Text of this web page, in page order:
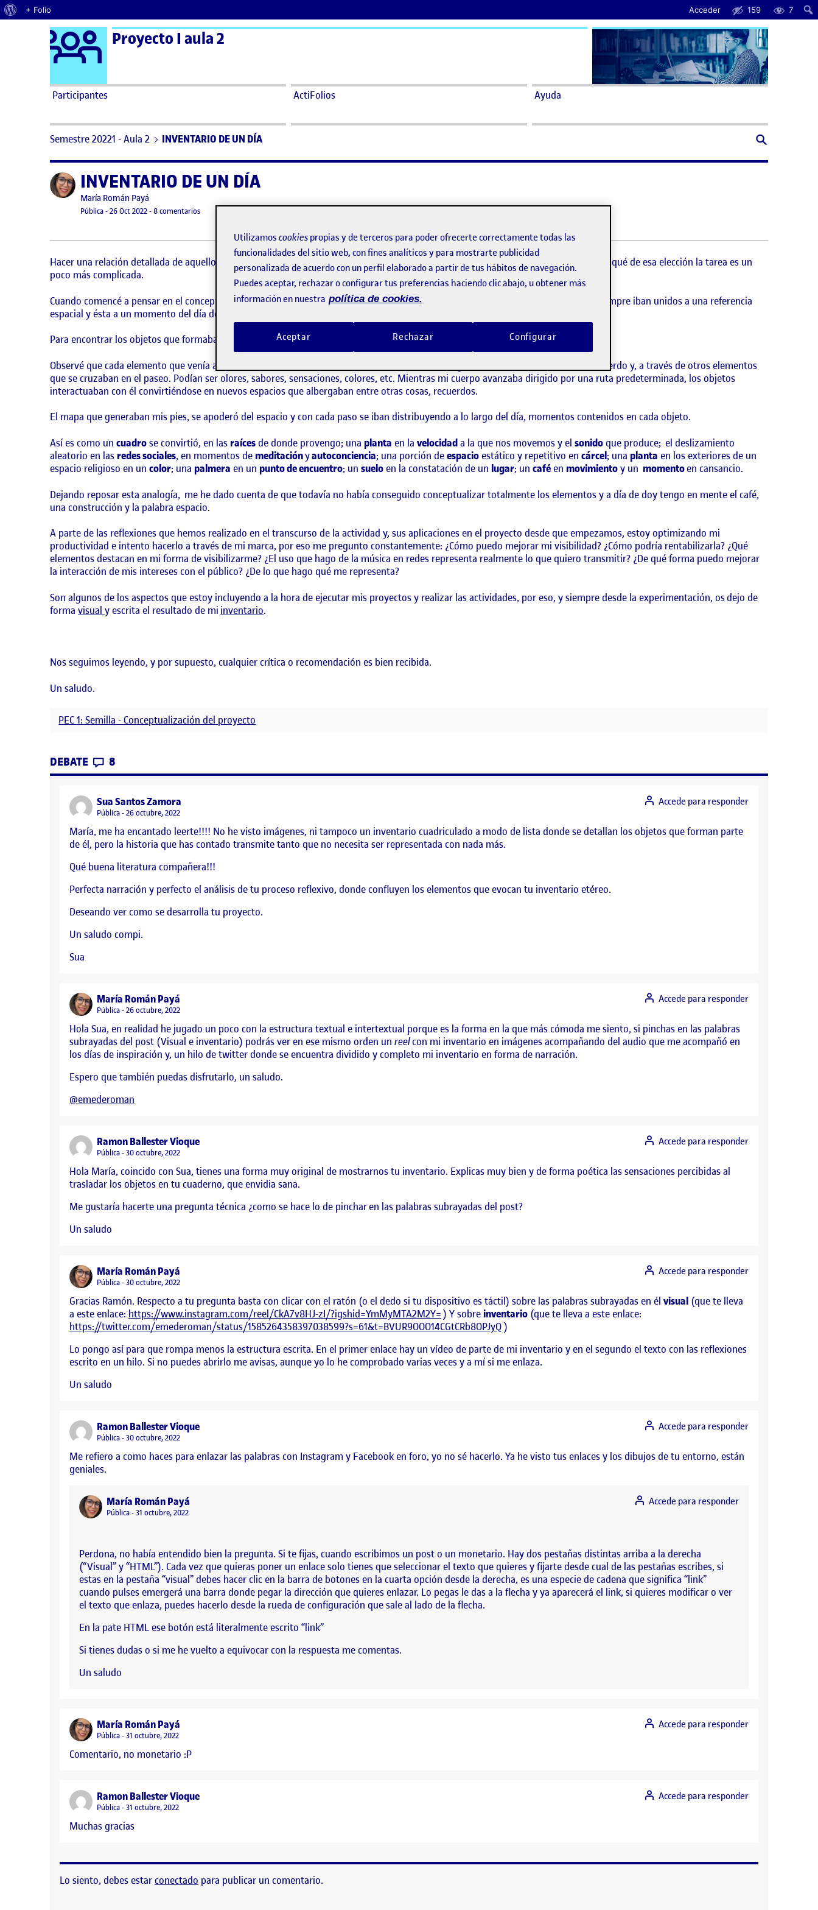
Acerca de WordPress
+ Folio Acceder 159 7
Saltar al contenido Logo Ágora
Proyecto I aula 2
Participantes ActiFolios Ayuda
Semestre 20221 - Aula 2 INVENTARIO DE UN DÍA
Publicado porINVENTARIO DE UN DÍA
Publicado por
María Román Payá
Visibilidad:
Pública-Fecha de publicación
26 Oct 202226 octubre, 2022 4:56 pm
-8 comentariosen INVENTARIO DE UN DÍA
Hacer una relación detallada de aquello que nos envuelve, resulta a veces sencillo, pero cuando intentamos tomar conciencia del por qué de esa elección la tarea es un
poco más complicada.
Cuando comencé a pensar en el concepto de inventario, descubrí, que en el proceso de observación los objetos que me rodeaban siempre iban unidos a una referencia
espacial y ésta a un momento del día dentro de mi rutina.
Para encontrar los objetos que formaban parte de mi día, decidí observar mi entorno en las acciones que más se repetían.
Observé que cada elemento que venía a mi atención durante el camino se desmaterializaba al llegar a mi cuaderno en forma de recuerdo y, a través de otros elementos
que se cruzaban en el paseo. Podían ser olores, sabores, sensaciones, colores, etc. Mientras mi cuerpo avanzaba dirigido por una ruta predeterminada, los objetos
interactuaban con él convirtiéndose en nuevos espacios que albergaban entre otras cosas, recuerdos.
El mapa que generaban mis pies, se apoderó del espacio y con cada paso se iban distribuyendo a lo largo del día, momentos contenidos en cada objeto.
Así es como un cuadrose convirtió, en las raíces de donde provengo; una planta en la velocidada la que nos movemos y el sonido que produce; el deslizamiento
aleatorio en las redes sociales, en momentos de meditaciónyautoconciencia; una porción deespacioestático y repetitivo en cárcel; una planta en los exteriores de un
espacio religioso en un color; una palmera en un punto de encuentro; un sueloen la constatación de un lugar; un caféen movimientoy un momentoen cansancio.
Dejando reposar esta analogía, me he dado cuenta de que todavía no había conseguido conceptualizar totalmente los elementos y a día de doy tengo en mente el café,
una construcción y la palabra espacio.
A parte de las reflexiones que hemos realizado en el transcurso de la actividad y, sus aplicaciones en el proyecto desde que empezamos, estoy optimizando mi
productividad e intento hacerlo a través de mi marca, por eso me pregunto constantemente: ¿Cómo puedo mejorar mi visibilidad? ¿Cómo podría rentabilizarla? ¿Qué
elementos destacan en mi forma de visibilizarme? ¿El uso que hago de la música en redes representa realmente lo que quiero transmitir? ¿De qué forma puedo mejorar
la interacción de mis intereses con el público? ¿De lo que hago qué me representa?
Son algunos de los aspectos que estoy incluyendo a la hora de ejecutar mis proyectos y realizar las actividades, por eso, y siempre desde la experimentación, os dejo de
forma visual y escrita el resultado de mi inventario.
Nos seguimos leyendo, y por supuesto, cualquier crítica o recomendación es bien recibida.
Un saludo.
PEC 1: Semilla - Conceptualización del proyecto
DEBATE CONTRIBUTIONS
8
Sua Santos Zamora
Visibilidad:
Pública 26 octubre, 2022
María, me ha encantado leerte!!!! No he visto imágenes, ni tampoco un inventario cuadriculado a modo de lista donde se detallan los objetos que forman parte
de él, pero la historia que has contado transmite tanto que no necesita ser representada con nada más.
Qué buena literatura compañera!!!
Perfecta narración y perfecto el análisis de tu proceso reflexivo, donde confluyen los elementos que evocan tu inventario etéreo.
Deseando ver como se desarrolla tu proyecto.
Un saludo compi.
Sua
Accede para responder
María Román Payá
Visibilidad:
Pública 26 octubre, 2022
Hola Sua, en realidad he jugado un poco con la estructura textual e intertextual porque es la forma en la que más cómoda me siento, si pinchas en las palabras
subrayadas del post (Visual e inventario) podrás ver en ese mismo orden un reelcon mi inventario en imágenes acompañando del audio que me acompañó en
los días de inspiración y, un hilo de twitter donde se encuentra dividido y completo mi inventario en forma de narración.
Espero que también puedas disfrutarlo, un saludo.
@emederoman
Accede para responder
Ramon Ballester Vioquesays:
Visibilidad:
Pública 30 octubre, 2022
Hola María, coincido con Sua, tienes una forma muy original de mostrarnos tu inventario. Explicas muy bien y de forma poética las sensaciones percibidas al
trasladar los objetos en tu cuaderno, que envidia sana.
Me gustaría hacerte una pregunta técnica ¿como se hace lo de pinchar en las palabras subrayadas del post?
Un saludo
Accede para responder
María Román Payá
Visibilidad:
Pública 30 octubre, 2022
Gracias Ramón. Respecto a tu pregunta basta con clicar con el ratón (o el dedo si tu dispositivo es táctil) sobre las palabras subrayadas en él visual (que te lleva
a este enlace: https://www.instagram.com/reel/CkA7v8HJ-zI/?igshid=YmMyMTA2M2Y=) Y sobreinventario (que te lleva a este enlace:
https://twitter.com/emederoman/status/1585264358397038599?s=61&t=BVUR9OOO14CGtCRb8OPJyQ)
Lo pongo así para que rompa menos la estructura escrita. En el primer enlace hay un vídeo de parte de mi inventario y en el segundo el texto con las reflexiones
escrito en un hilo. Si no puedes abrirlo me avisas, aunque yo lo he comprobado varias veces y a mí si me enlaza.
Un saludo
Accede para responder
Ramon Ballester Vioquesays:
Visibilidad:
Pública 30 octubre, 2022
Me refiero a como haces para enlazar las palabras con Instagram y Facebook en foro, yo no sé hacerlo. Ya he visto tus enlaces y los dibujos de tu entorno, están
geniales.
Accede para responder
María Román Payá
Visibilidad:
Pública 31 octubre, 2022
Perdona, no había entendido bien la pregunta. Si te fijas, cuando escribimos un post o un monetario. Hay dos pestañas distintas arriba a la derecha
(“Visual” y “HTML”). Cada vez que quieras poner un enlace solo tienes que seleccionar el texto que quieres y fijarte desde cual de las pestañas escribes, si
estas en la pestaña “visual” debes hacer clic en la barra de botones en la cuarta opción desde la derecha, es una especie de cadena que significa “link”
cuando pulses emergerá una barra donde pegar la dirección que quieres enlazar. Lo pegas le das a la flecha y ya aparecerá el link, si quieres modificar o ver
el texto que enlaza, puedes hacerlo desde la rueda de configuración que sale al lado de la flecha.
En la pate HTML ese botón está literalmente escrito “link”
Si tienes dudas o si me he vuelto a equivocar con la respuesta me comentas.
Un saludo
Accede para responder
María Román Payá
Visibilidad:
Pública 31 octubre, 2022
Comentario, no monetario :P
Accede para responder
Ramon Ballester Vioquesays:
Visibilidad:
Pública 31 octubre, 2022
Muchas gracias
Accede para responder
Lo siento, debes estarconectado para publicar un comentario.
Utilizamos cookies propias y de terceros para poder ofrecerte correctamente todas las
funcionalidades del sitio web, con fines analíticos y para mostrarte publicidad
personalizada de acuerdo con un perfil elaborado a partir de tus hábitos de navegación.
Puedes aceptar, rechazar o configurar tus preferencias haciendo clic abajo, u obtener más
información en nuestra política de cookies.
Rechazar
Aceptar Configurar